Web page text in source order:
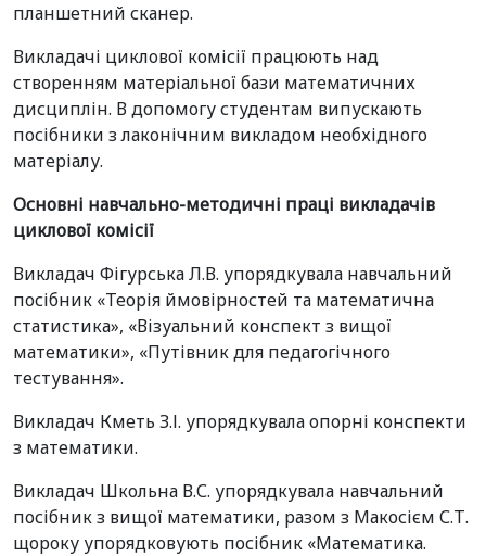
планшетний сканер.
Викладачі циклової комісії працюють над
створенням матеріальної бази математичних
дисциплін. В допомогу студентам випускають
посібники з лаконічним викладом необхідного
матеріалу.
Основні навчально-методичні праці викладачів
циклової комісії
Викладач Фігурська Л.В. упорядкувала навчальний
посібник «Теорія ймовірностей та математична
статистика», «Візуальний конспект з вищої
математики», «Путівник для педагогічного
тестування».
Викладач Кметь З.І. упорядкувала опорні конспекти
з математики.
Викладач Школьна В.С. упорядкувала навчальний
посібник з вищої математики, разом з Макосієм С.Т.
щороку упорядковують посібник «Математика.